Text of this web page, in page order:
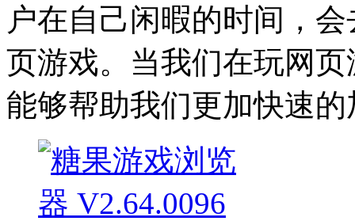
户在自己闲暇的时间，
页游戏。当我们在玩网
能够帮助我们更加快速